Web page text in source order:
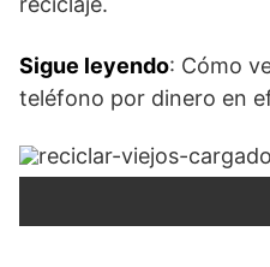
Sigue leyendo: Cómo
teléfono por dinero en